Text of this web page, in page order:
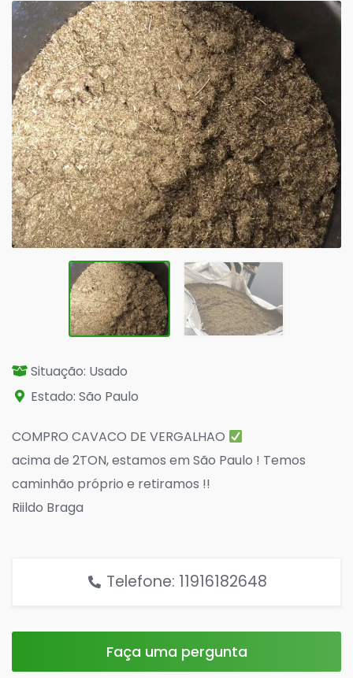
Situação: Usado
Estado: São Paulo
COMPRO CAVACO DE VERGALHAO
acima de 2TON, estamos em São Paulo ! Temos
caminhão próprio e retiramos !!
Riildo Braga
Telefone: 11916182648
Faça uma pergunta